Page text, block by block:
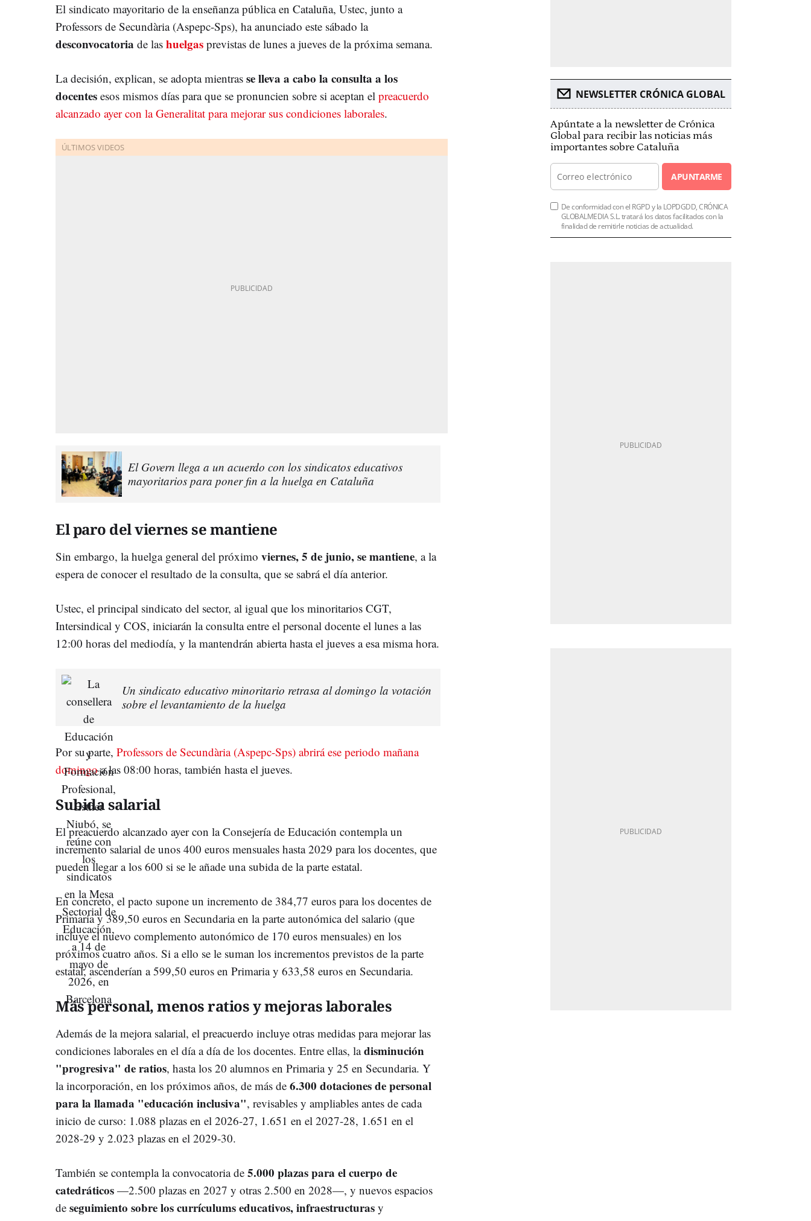
El sindicato mayoritario de la enseñanza pública en Cataluña, Ustec, junto a
Professors de Secundària (Aspepc-Sps), ha anunciado este sábado la
desconvocatoria de las huelgas previstas de lunes a jueves de la próxima semana.
La decisión, explican, se adopta mientras se lleva a cabo la consulta a los
docentes esos mismos días para que se pronuncien sobre si aceptan el preacuerdo
alcanzado ayer con la Generalitat para mejorar sus condiciones laborales.
El Govern llega a un acuerdo con los sindicatos educativos
mayoritarios para poner fin a la huelga en Cataluña
El paro del viernes se mantiene
Sin embargo, la huelga general del próximo viernes, 5 de junio, se mantiene, a la
espera de conocer el resultado de la consulta, que se sabrá el día anterior.
Ustec, el principal sindicato del sector, al igual que los minoritarios CGT,
Intersindical y COS, iniciarán la consulta entre el personal docente el lunes a las
12:00 horas del mediodía, y la mantendrán abierta hasta el jueves a esa misma hora.
Un sindicato educativo minoritario retrasa al domingo la votación
sobre el levantamiento de la huelga
Por su parte, Professors de Secundària (Aspepc-Sps) abrirá ese periodo mañana
domingoa las 08:00 horas, también hasta el jueves.
Subida salarial
El preacuerdo alcanzado ayer con la Consejería de Educación contempla un
incremento salarial de unos 400 euros mensuales hasta 2029 para los docentes, que
pueden llegar a los 600 si se le añade una subida de la parte estatal.
En concreto, el pacto supone un incremento de 384,77 euros para los docentes de
Primaria y 389,50 euros en Secundaria en la parte autonómica del salario (que
incluye el nuevo complemento autonómico de 170 euros mensuales) en los
próximos cuatro años. Si a ello se le suman los incrementos previstos de la parte
estatal, ascenderían a 599,50 euros en Primaria y 633,58 euros en Secundaria.
Más personal, menos ratios y mejoras laborales
Además de la mejora salarial, el preacuerdo incluye otras medidas para mejorar las
condiciones laborales en el día a día de los docentes. Entre ellas, ladisminución
"progresiva" de ratios, hasta los 20 alumnos en Primaria y 25 en Secundaria. Y
la incorporación, en los próximos años, de más de 6.300 dotaciones de personal
para la llamada "educación inclusiva", revisables y ampliables antes de cada
inicio de curso: 1.088 plazas en el 2026-27, 1.651 en el 2027-28, 1.651 en el
2028-29 y 2.023 plazas en el 2029-30.
También se contempla la convocatoria de 5.000 plazas para el cuerpo de
catedráticos —2.500 plazas en 2027 y otras 2.500 en 2028—, y nuevos espacios
de seguimiento sobre los currículums educativos, infraestructuras y
NEWSLETTER CRÓNICA GLOBAL
Apúntate a la newsletter de Crónica
Global para recibir las noticias más
importantes sobre Cataluña
APUNTARME
De conformidad con el RGPD y la LOPDGDD, CRÓNICA
GLOBALMEDIA S.L. tratará los datos facilitados con la
finalidad de remitirle noticias de actualidad.